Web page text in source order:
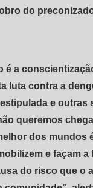
do
é a
luta contra a
e outras
queremos
dos mundos
e façam a
do risco que o